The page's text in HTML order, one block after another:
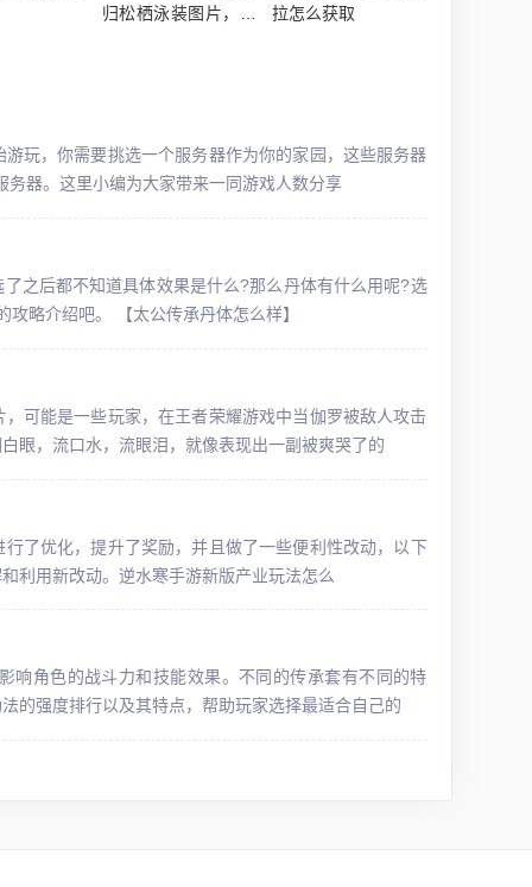
归松栖泳装图片，云
拉怎么获取
玩，你需要挑选一个服务器作为你的家园，这些服务器
务器。这里小编为大家带来一同游戏人数分享
之后都不知道具体效果是什么?那么丹体有什么用呢?选
略介绍吧。 【太公传承丹体怎么样】
可能是一些玩家，在王者荣耀游戏中当伽罗被敌人攻击
眼，流口水，流眼泪，就像表现出一副被爽哭了的
了优化，提升了奖励，并且做了一些便利性改动，以下
利用新改动。逆水寒手游新版产业玩法怎么
响角色的战斗力和技能效果。不同的传承套有不同的特
的强度排行以及其特点，帮助玩家选择最适合自己的